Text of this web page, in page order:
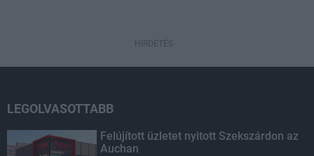
HIRDETÉS
LEGOLVASOTTABB
Felújított üzletet nyitott Szekszárdon az
Auchan